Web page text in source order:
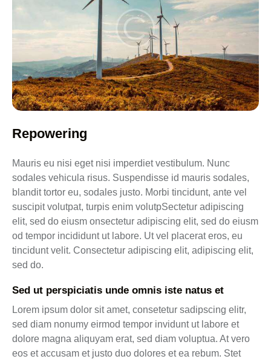
Repowering
Mauris eu nisi eget nisi imperdiet vestibulum. Nunc
sodales vehicula risus. Suspendisse id mauris sodales,
blandit tortor eu, sodales justo. Morbi tincidunt, ante vel
suscipit volutpat, turpis enim volutpSectetur adipiscing
elit, sed do eiusm onsectetur adipiscing elit, sed do eiusm
od tempor incididunt ut labore. Ut vel placerat eros, eu
tincidunt velit. Consectetur adipiscing elit, adipiscing elit,
sed do.
Sed ut perspiciatis unde omnis iste natus et
Lorem ipsum dolor sit amet, consetetur sadipscing elitr,
sed diam nonumy eirmod tempor invidunt ut labore et
dolore magna aliquyam erat, sed diam voluptua. At vero
eos et accusam et justo duo dolores et ea rebum. Stet